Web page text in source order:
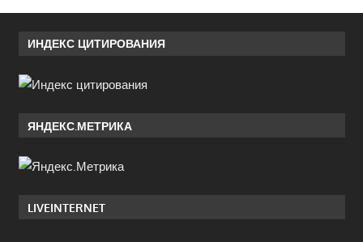
ИНДЕКС ЦИТИРОВАНИЯ
ЯНДЕКС.МЕТРИКА
LIVEINTERNET